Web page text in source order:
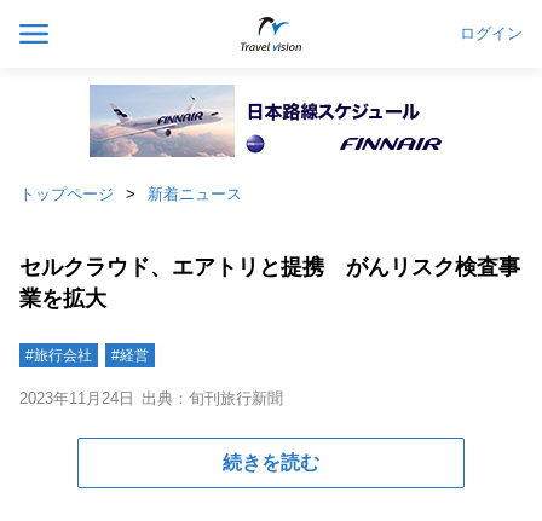
ログイン
トップページ 新着ニュース
セルクラウド、エアトリと提携 がんリスク検査事
業を拡大
#旅行会社 #経営
2023年11月24日 出典：旬刊旅行新聞
続きを読む